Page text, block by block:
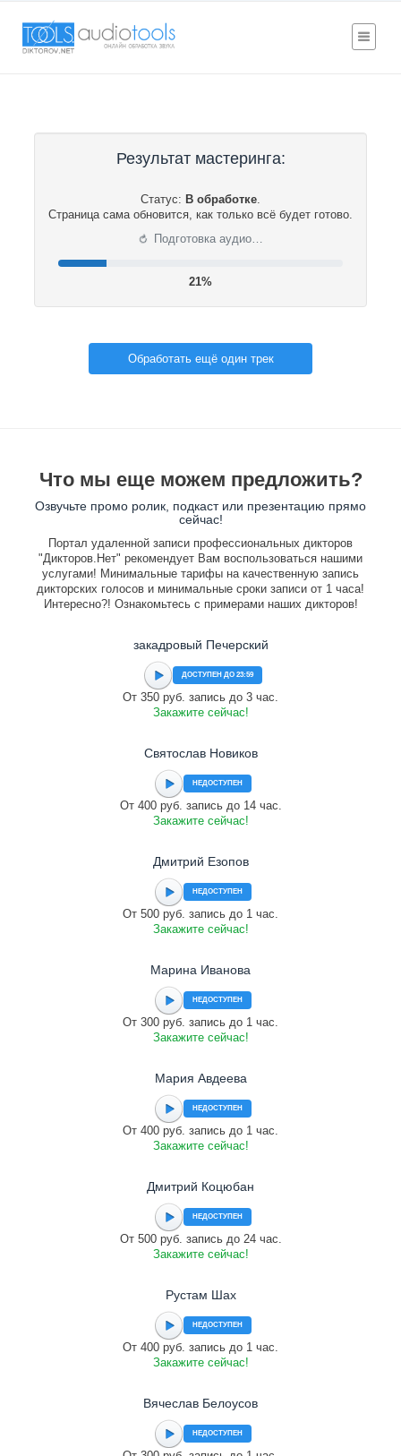
Результат мастеринга:
Статус: В обработке.
Страница сама обновится, как только всё будет готово.
⟳ Подготовка аудио…
21%
Обработать ещё один трек
Что мы еще можем предложить?
Озвучьте промо ролик, подкаст или презентацию прямо
сейчас!
Портал удаленной записи профессиональных дикторов
"Дикторов.Нет" рекомендует Вам воспользоваться нашими
услугами! Минимальные тарифы на качественную запись
дикторских голосов и минимальные сроки записи от 1 часа!
Интересно?! Ознакомьтесь с примерами наших дикторов!
закадровый Печерский
ДОСТУПЕН ДО 23:59
От 350 руб. запись до 3 час.
Закажите сейчас!
Святослав Новиков
НЕДОСТУПЕН
От 400 руб. запись до 14 час.
Закажите сейчас!
Дмитрий Езопов
НЕДОСТУПЕН
От 500 руб. запись до 1 час.
Закажите сейчас!
Марина Иванова
НЕДОСТУПЕН
От 300 руб. запись до 1 час.
Закажите сейчас!
Мария Авдеева
НЕДОСТУПЕН
От 400 руб. запись до 1 час.
Закажите сейчас!
Дмитрий Коцюбан
НЕДОСТУПЕН
От 500 руб. запись до 24 час.
Закажите сейчас!
Рустам Шах
НЕДОСТУПЕН
От 400 руб. запись до 1 час.
Закажите сейчас!
Вячеслав Белоусов
НЕДОСТУПЕН